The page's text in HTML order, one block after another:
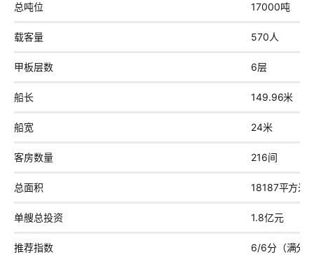
总吨位 17000吨
载客量 570人
甲板层数 6层
船长 149.96米
船宽 24米
客房数量 216间
总面积 18187平方米
单艘总投资 1.8亿元
推荐指数 6/6分（满分